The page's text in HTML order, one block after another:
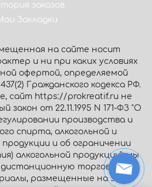
заказов
Закладки
на сайте носит
и ни при каких условиях
офертой, определяемой
Гражданского кодекса РФ.
сайт https://prokreatif.ru не
от 22.11.1995 N 171-ФЗ "О
производства и
спирта, алкогольной и
и об ограничении
алкогольной продукции": мы
торговлю
размещенные на этом